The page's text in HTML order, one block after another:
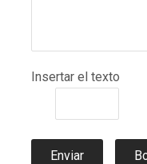
Insertar el texto
Enviar